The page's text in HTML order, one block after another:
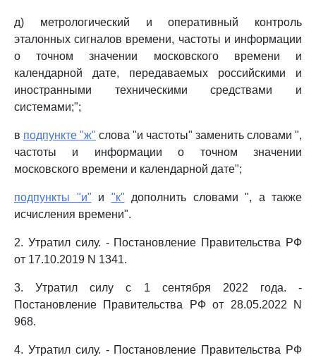
д) метрологический и оперативный контроль
эталонных сигналов времени, частоты и информации
о точном значении московского времени и
календарной дате, передаваемых российскими и
иностранными техническими средствами и
системами;";
в подпункте "ж" слова "и частоты" заменить словами ",
частоты и информации о точном значении
московского времени и календарной дате";
подпункты "и" и "к" дополнить словами ", а также
исчисления времени".
2. Утратил силу. - Постановление Правительства РФ
от 17.10.2019 N 1341.
3. Утратил силу с 1 сентября 2022 года. -
Постановление Правительства РФ от 28.05.2022 N
968.
4. Утратил силу. - Постановление Правительства РФ